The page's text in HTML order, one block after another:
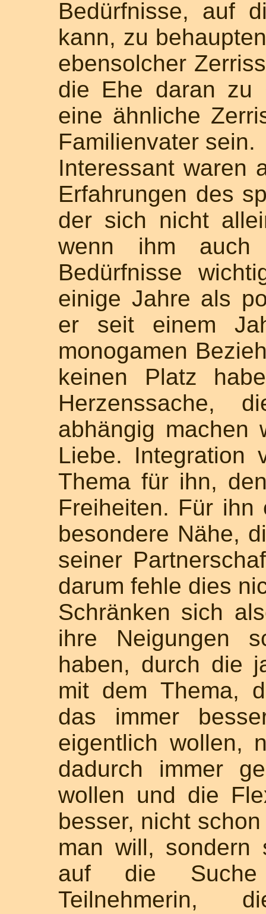
Bedürfnisse, auf
kann, zu
ebensolcher
die Ehe daran zu
eine ähnliche
Familienvater sein.
Interessant waren
Erfahrungen des
der sich nicht
wenn ihm auch
Bedürfnisse
einige Jahre als
er seit einem
monogamen
keinen Platz
abhängig machen
Liebe.
Thema für ihn,
Freiheiten. Für ihn
besondere Nähe,
seiner
darum fehle dies
Schränken sich
ihre Neigungen
haben, durch die
mit dem Thema,
das immer
eigentlich wollen,
dadurch immer
wollen und die
besser, nicht
man will, sondern
auf die